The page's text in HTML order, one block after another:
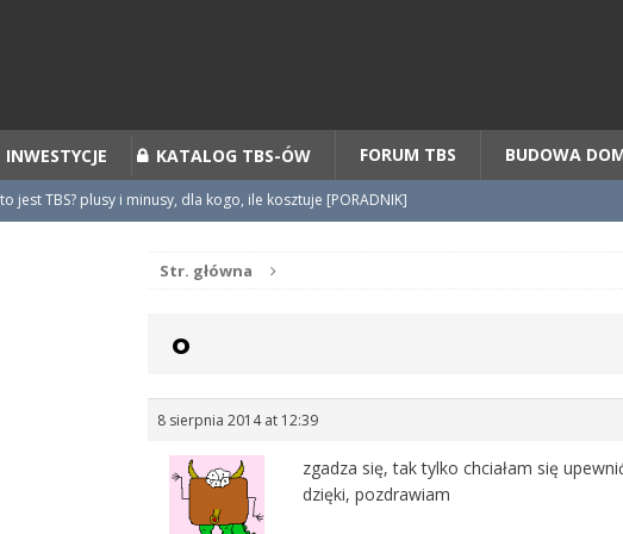
KATALOG TBS-ÓW FORUM TBS BUDOWA
jest TBS? plusy i minusy, dla kogo, ile kosztuje [PORADNIK]
do umów i statutów TBSStr. główna
o
8 sierpnia 2014 at 12:39
zgadza się, tak tylko chciałam się
dzięki, pozdrawiam